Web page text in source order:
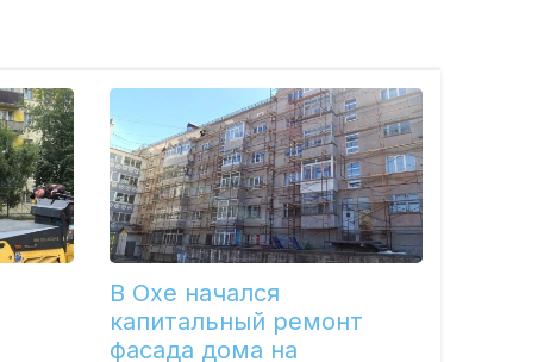
В Охе начался
капитальный ремонт
фасада дома на